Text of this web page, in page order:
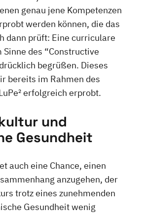
genau jene Kompetenzen
werden können, die das
dann prüft: Eine curriculare
des “Constructive
begrüßen. Dieses
bereits im Rahmen des
erfolgreich erprobt.
und
Gesundheit
auch eine Chance, einen
anzugehen, der
trotz eines zunehmenden
Gesundheit wenig